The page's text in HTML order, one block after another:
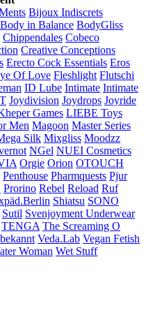
Bijoux Indiscrets
Body in Balance BodyGliss
Chippendales Cobeco
Creative Conceptions
Erecto Cock Essentials Eros
Of Love Fleshlight Flutschi
ID Lube Intimate Intimate
Joydivision Joydrops Joyride
Games LIEBE Toys
Men Magoon Master Series
Silk Mixgliss Moodzz
NGel NUEI Cosmetics
Orgie Orion OTOUCH
Penthouse Pharmquests Pjur
Prorino Rebel Reload Ruf
Shiatsu SONO
Sutil Svenjoyment Underwear
TENGA The Screaming O
Veda.Lab Vegan Fetish
Woman Wet Stuff